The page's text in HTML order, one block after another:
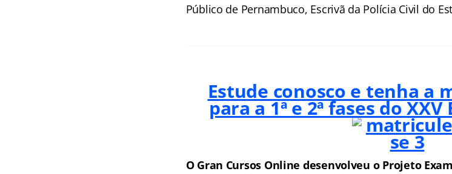
Público de Pernambuco, Escrivã da Polícia Civil do
Estude conosco e tenha a
para a 1ª e 2ª fases do
O Gran Cursos Online desenvolveu o Projeto